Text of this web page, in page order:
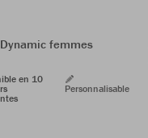
femmes
en 10
Personnalisable